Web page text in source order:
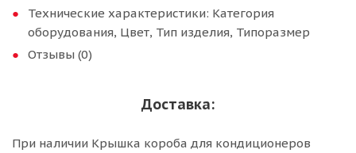
Технические характеристики: Категория
оборудования, Цвет, Тип изделия, Типоразмер
Отзывы (0)
Доставка:
При наличии Крышка короба для кондиционеров